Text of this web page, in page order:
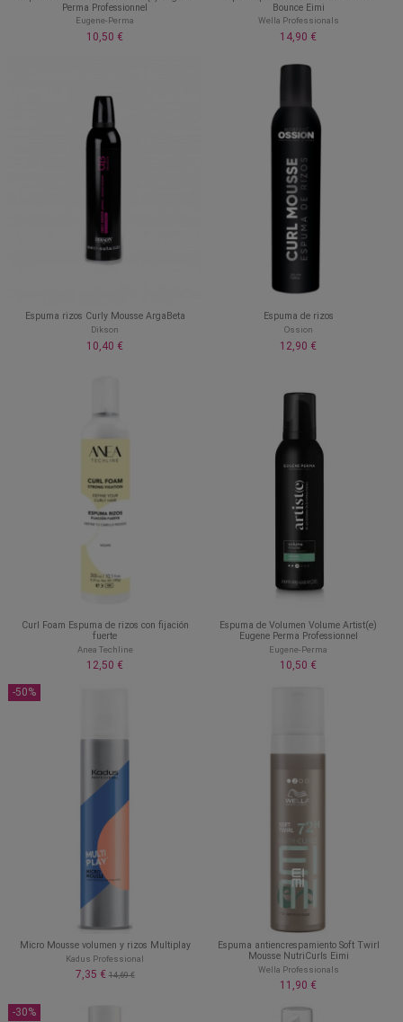
Perma Professionnel
Eugene-Perma
10,50 €
Bounce Eimi
Wella Professionals
14,90 €
Espuma rizos Curly Mousse ArgaBeta
Dikson
10,40 €
Espuma de rizos
Ossion
12,90 €
Curl Foam Espuma de rizos con fijación
fuerte
Anea Techline
12,50 €
Espuma de Volumen Volume Artist(e)
Eugene Perma Professionnel
Eugene-Perma
10,50 €
-50%
Micro Mousse volumen y rizos Multiplay
Kadus Professional
7,35 €14,69 €
Espuma antiencrespamiento Soft Twirl
Mousse NutriCurls Eimi
Wella Professionals
11,90 €
-30%